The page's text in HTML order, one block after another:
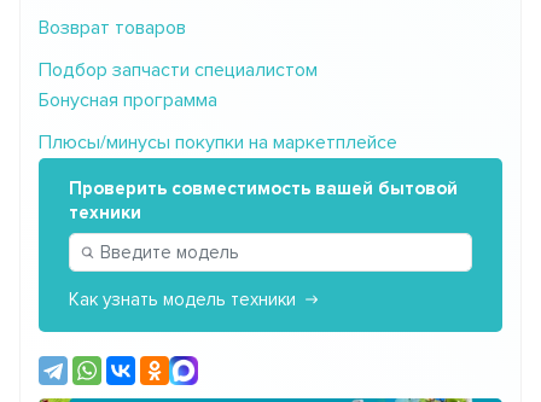
Возврат товаров
Подбор запчасти специалистом
Бонусная программа
Плюсы/минусы покупки на маркетплейсе
Проверить совместимость вашей бытовой
техники
Как узнать модель техники